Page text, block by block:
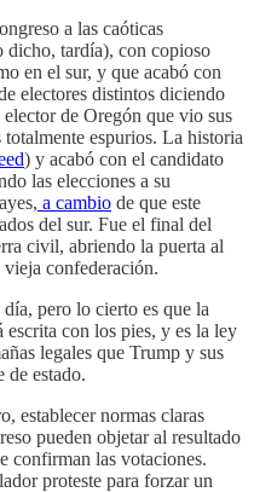
a las caóticas
dicho, tardía), con copioso
en el sur, y que acabó con
electores distintos diciendo
de Oregón que vio sus
espurios. La historia
) y acabó con el candidato
las elecciones a su
a cambio de que este
del sur. Fue el final del
civil, abriendo la puerta al
confederación.
pero lo cierto es que la
escrita con los pies, y es la ley
legales que Trump y sus
de estado.
establecer normas claras
pueden objetar al resultado
confirman las votaciones.
proteste para forzar un